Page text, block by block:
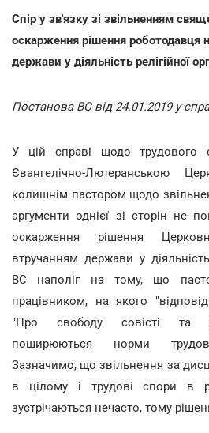
Спір у зв'язку зі звільненням
оскарження рішення роботодавця
держави у діяльність релігійної
Постанова ВС від 24.01.2019 у
У цій справі щодо трудового
Євангелічно-Лютеранською
колишнім пастором щодо
аргументи однієї зі сторін не
оскарження рішення
втручанням держави у діяльність
ВС наполіг на тому, що
працівником, на якого
"Про свободу совісті та
поширюються норми
Зазначимо, що звільнення за
в цілому і трудові спори в
зустрічаються нечасто, тому